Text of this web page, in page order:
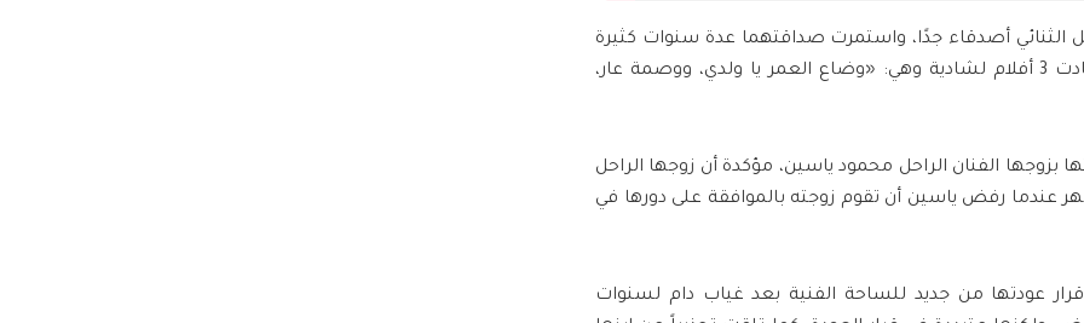
أصدقاء جدًا، واستمرت صداقتهما عدة سنوات كثيرة
من بعد هذا اللقاء، مشيرة إلى أنها أعادت 3 أفلام لشادية وهي: «وضاع العمر يا ولدي، ووصمة عار،
الفنان الراحل محمود ياسين، مؤكدة أن زوجها الراحل
عندما رفض ياسين أن تقوم زوجته بالموافقة على دورها في
عودتها من جديد للساحة الفنية بعد غياب دام لسنوات